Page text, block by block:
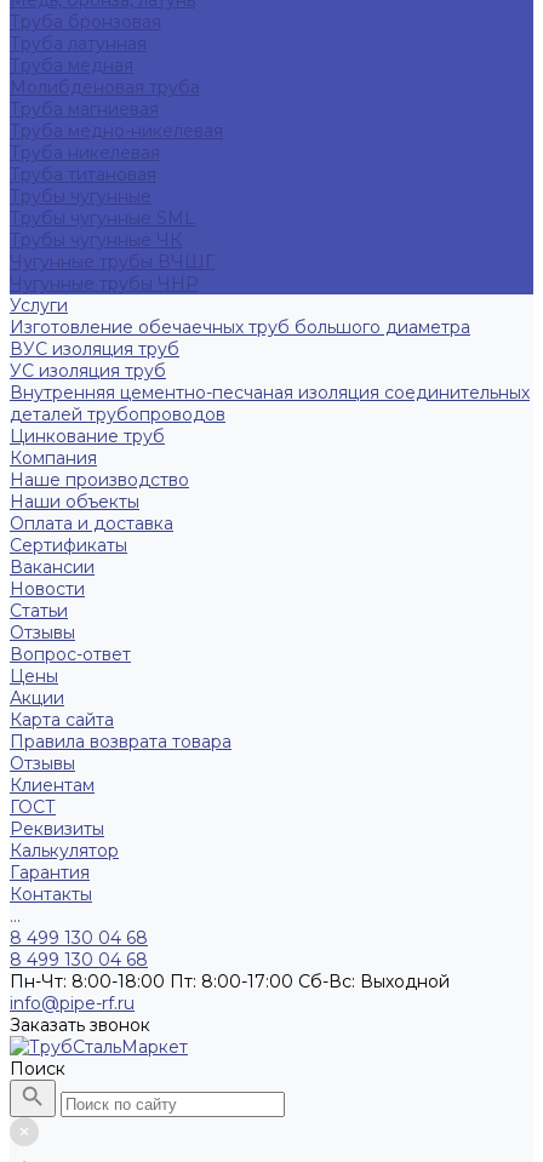
Труба бронзовая
Труба латунная
Труба медная
Молибденовая труба
Труба магниевая
Труба медно-никелевая
Труба никелевая
Труба титановая
Трубы чугунные
Трубы чугунные SML
Трубы чугунные ЧК
Чугунные трубы ВЧШГ
Чугунные трубы ЧНР
Услуги
Изготовление обечаечных труб большого диаметра
ВУС изоляция труб
УС изоляция труб
Внутренняя цементно-песчаная изоляция соединительных
деталей трубопроводов
Цинкование труб
Компания
Наше производство
Наши объекты
Оплата и доставка
Сертификаты
Вакансии
Новости
Статьи
Отзывы
Вопрос-ответ
Цены
Акции
Карта сайта
Правила возврата товара
Отзывы
Клиентам
ГОСТ
Реквизиты
Калькулятор
Гарантия
Контакты
...
8 499 130 04 68
8 499 130 04 68
Пн-Чт: 8:00-18:00 Пт: 8:00-17:00 Сб-Вс: Выходной
info@pipe-rf.ru
Заказать звонок
Поиск